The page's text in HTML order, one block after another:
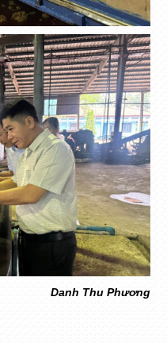
Danh Thu Phương